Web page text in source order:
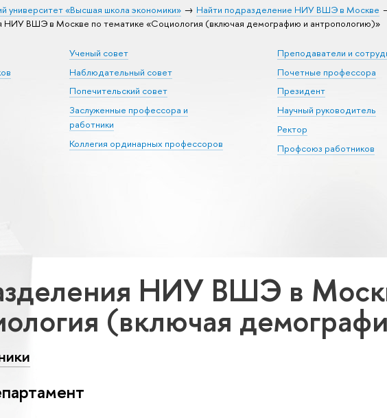
университет «Высшая школа экономики» Найти подразделение НИУ ВШЭ в Москве
НИУ ВШЭ в Москве по тематике «Социология (включая демографию и антропологию)»
Ученый совет
Наблюдательный совет
Попечительский совет
Заслуженные профессора и
работники
Коллегия ординарных профессоров
Преподаватели и
Почетные профессора
Президент
Научный руководитель
Ректор
Профсоюз работников
НИУ ВШЭ в
(включая